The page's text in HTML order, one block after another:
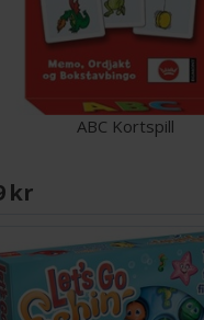
ABC Kortspill